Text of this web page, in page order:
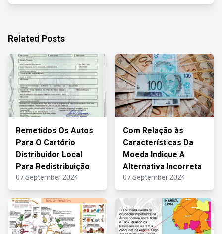
Related Posts
Remetidos Os Autos
Para O Cartório
Distribuidor Local
Para Redistribuição
07 September 2024
Com Relação às
Características Da
Moeda Indique A
Alternativa Incorreta
07 September 2024